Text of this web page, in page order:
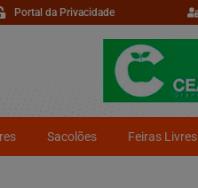
Portal da Privacidade
Sacolões Feiras Livres